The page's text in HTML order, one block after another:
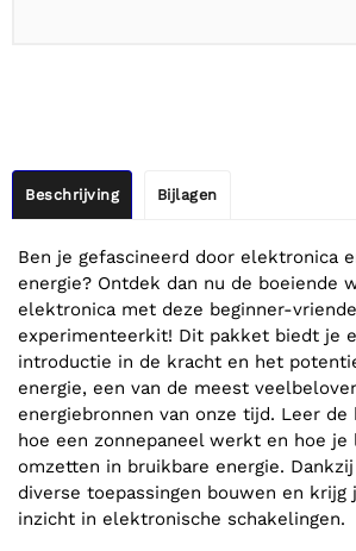
Beschrijving Bijlagen
Ben je gefascineerd door elektronica
energie? Ontdek dan nu de boeiende
elektronica met deze beginner-
experimenteerkit! Dit pakket biedt je
introductie in de kracht en het
energie, een van de meest
energiebronnen van onze tijd. Leer de
hoe een zonnepaneel werkt en hoe
omzetten in bruikbare energie.
diverse toepassingen bouwen en krijg
inzicht in elektronische schakelingen.